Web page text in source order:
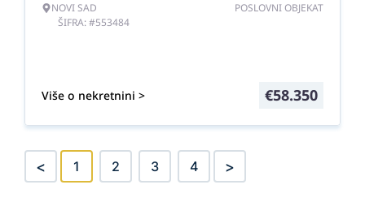
NOVI SAD
ŠIFRA: #553484
POSLOVNI OBJEKAT
Više o nekretnini > €58.350
< 1 2 3 4 >